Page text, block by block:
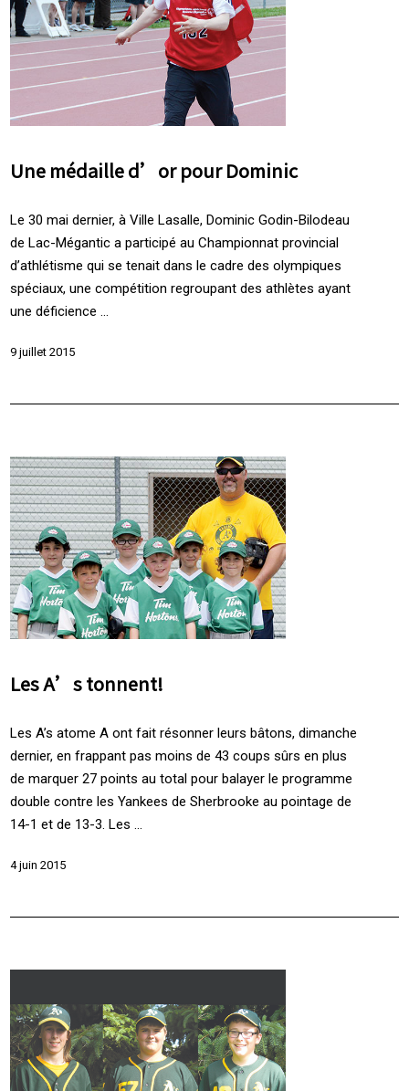
Une médaille d’or pour Dominic
Le 30 mai dernier, à Ville Lasalle, Dominic Godin-Bilodeau
de Lac-Mégantic a participé au Championnat provincial
d’athlétisme qui se tenait dans le cadre des olympiques
spéciaux, une compétition regroupant des athlètes ayant
une déficience ...
9 juillet 2015
Les A’s tonnent!
Les A’s atome A ont fait résonner leurs bâtons, dimanche
dernier, en frappant pas moins de 43 coups sûrs en plus
de marquer 27 points au total pour balayer le programme
double contre les Yankees de Sherbrooke au pointage de
14-1 et de 13-3. Les ...
4 juin 2015